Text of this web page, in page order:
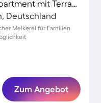
Voll ausgestattetes tolles Apartment mit Terrasse
Deutschland
Melkerei für Familien
Zum Angebot